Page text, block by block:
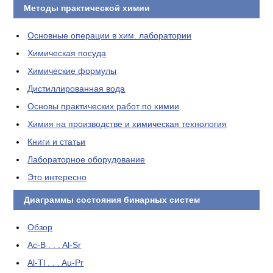
Методы практической химии
Основные операции в хим. лаборатории
Химическая посуда
Химические формулы
Дистиллированная вода
Основы практических работ по химии
Химия на производстве и химическая технология
Книги и статьи
Лабораторное оборудование
Это интересно
Диаграммы состояния бинарных систем
Обзор
Ac-B . . . Al-Sr
Al-Tl . . . Au-Pr